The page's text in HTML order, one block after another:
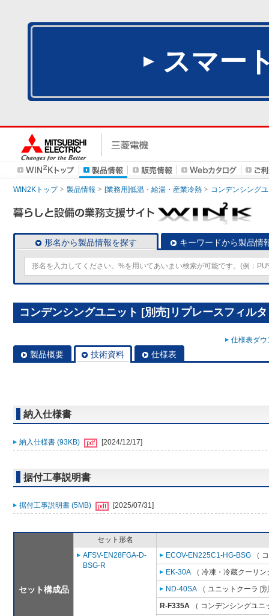
スマー
WIN2Kトップ 製品情報 [業務用]低温・給湯・産業冷熱 コンデンシング
形名から製品情報を探す キーワードから製品情
コンデンシングユニット [別売]リプレースフィル
仕様表ダ
製品概要 技術資料 仕様表
納入仕様書
納入仕様書 (93KB) [2024/12/17]
据付工事説明書
据付工事説明書 (5MB) [2025/07/31]
セット構成品
セット形名
AFSV-EN28FGA-D-
BSG-R
ECOV-EN225C1-HG-BSG （
EK-30A （ 冷凍・冷蔵クーリ
ND-40SA （ ユニットクーラ [
R-F335A （ コンデンシングユ